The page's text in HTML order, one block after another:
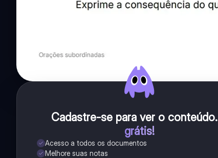
Cadastre-se para ver o conteúdo.
grátis!
Acesso a todos os documentos
Melhore suas notas